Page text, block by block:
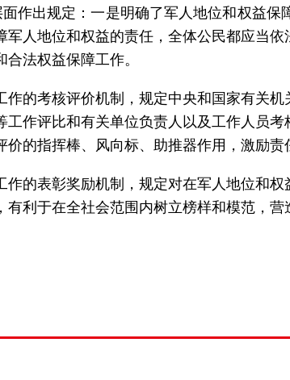
作出规定：一是明确了军人地位和权益
人地位和权益的责任，全体公民都应当
法权益保障工作。
的考核评价机制，规定中央和国家有关
作评比和有关单位负责人以及工作人员
的指挥棒、风向标、助推器作用，激励责
的表彰奖励机制，规定对在军人地位和
利于在全社会范围内树立榜样和模范，